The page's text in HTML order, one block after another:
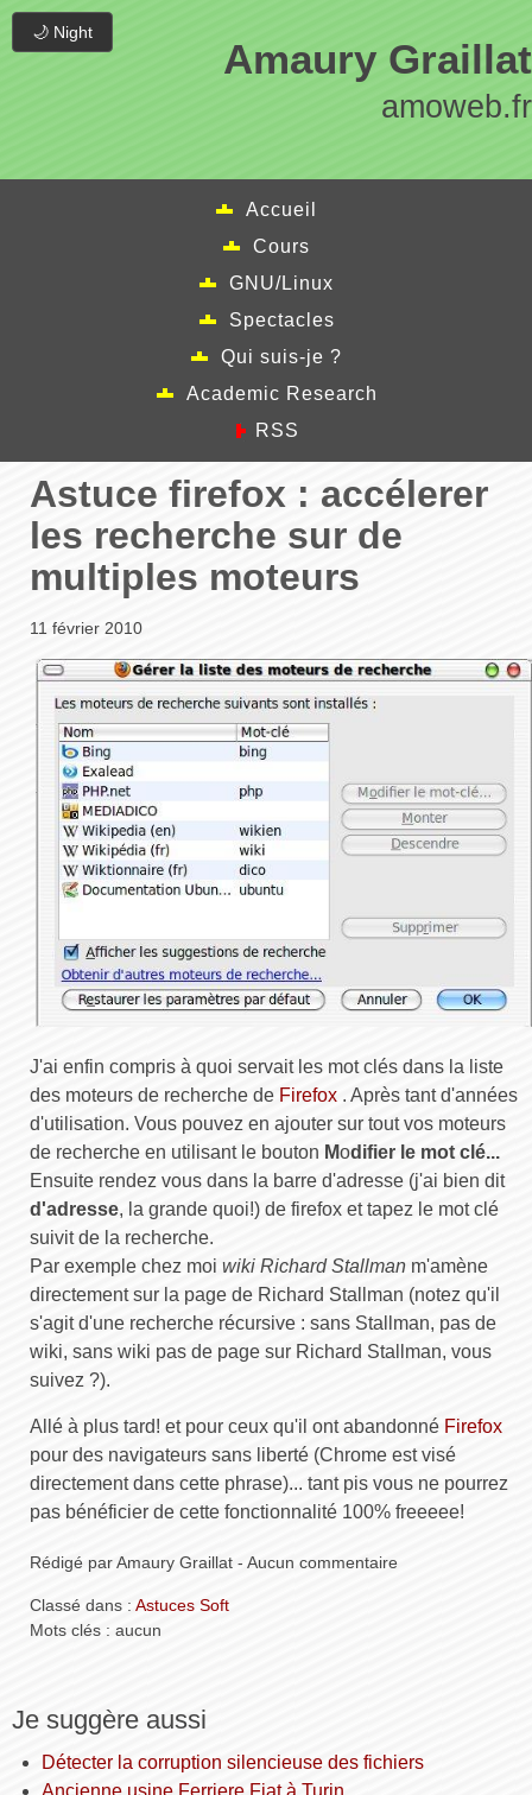
🌙 Night
Amaury Graillat
amoweb.fr
Accueil
Cours
GNU/Linux
Spectacles
Qui suis-je ?
Academic Research
RSS
Astuce firefox : accélerer
les recherche sur de
multiples moteurs
11 février 2010
J'ai enfin compris à quoi servait les mot clés dans la liste
des moteurs de recherche de Firefox . Après tant d'années
d'utilisation. Vous pouvez en ajouter sur tout vos moteurs
de recherche en utilisant le bouton Modifier le mot clé...
Ensuite rendez vous dans la barre d'adresse (j'ai bien dit
d'adresse, la grande quoi!) de firefox et tapez le mot clé
suivit de la recherche.
Par exemple chez moi wiki Richard Stallman m'amène
directement sur la page de Richard Stallman (notez qu'il
s'agit d'une recherche récursive : sans Stallman, pas de
wiki, sans wiki pas de page sur Richard Stallman, vous
suivez ?).
Allé à plus tard! et pour ceux qu'il ont abandonné Firefox
pour des navigateurs sans liberté (Chrome est visé
directement dans cette phrase)... tant pis vous ne pourrez
pas bénéficier de cette fonctionnalité 100% freeeee!
Rédigé par Amaury Graillat - Aucun commentaire
Classé dans : Astuces Soft
Mots clés : aucun
Je suggère aussi
Détecter la corruption silencieuse des fichiers
Ancienne usine Ferriere Fiat à Turin